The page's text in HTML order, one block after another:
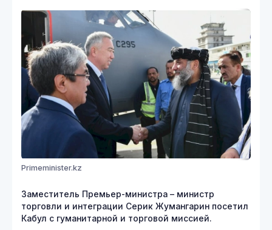
Primeminister.kz
Заместитель Премьер-министра – министр
торговли и интеграции Серик Жумангарин посетил
Кабул с гуманитарной и торговой миссией.